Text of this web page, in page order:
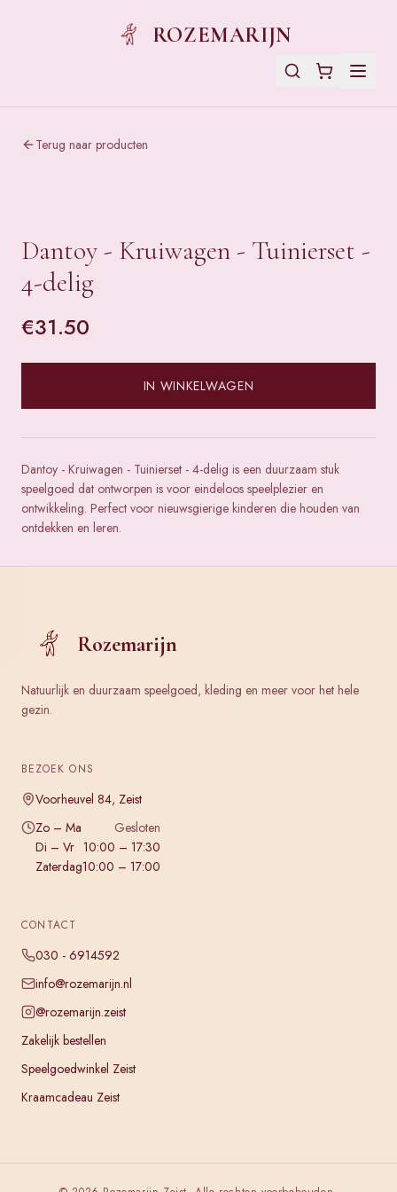
ROZEMARIJN
Terug naar producten
Dantoy - Kruiwagen - Tuinierset -
4-delig
€31.50
IN WINKELWAGEN
Dantoy - Kruiwagen - Tuinierset - 4-delig is een duurzaam stuk
speelgoed dat ontworpen is voor eindeloos speelplezier en
ontwikkeling. Perfect voor nieuwsgierige kinderen die houden van
ontdekken en leren.
Rozemarijn
Natuurlijk en duurzaam speelgoed, kleding en meer voor het hele
gezin.
BEZOEK ONS
Voorheuvel 84, Zeist
Zo – Ma
Gesloten
Di – Vr 10:00 – 17:30
Zaterdag10:00 – 17:00
CONTACT
030 - 6914592
info@rozemarijn.nl
@rozemarijn.zeist
Zakelijk bestellen
Speelgoedwinkel Zeist
Kraamcadeau Zeist